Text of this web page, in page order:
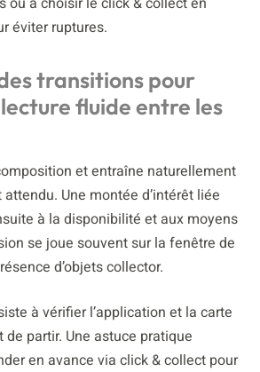
éviter ruptures.
transitions pour
fluide entre les
et entraîne naturellement
Une montée d’intérêt liée
à la disponibilité et aux moyens
se joue souvent sur la fenêtre de
d’objets collector.
à vérifier l’application et la carte
partir. Une astuce pratique
en avance via click & collect pour